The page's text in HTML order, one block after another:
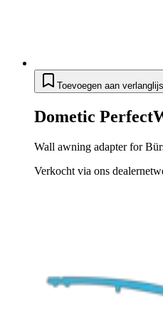
Toevoegen aan
Dometic
Wall awning adapter for
Verkocht via ons